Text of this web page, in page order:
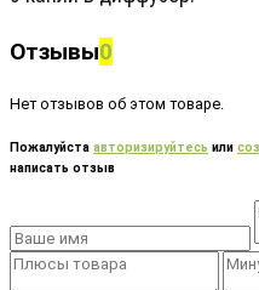
Отзывы0
Нет отзывов об этом товаре.
Пожалуйста авторизируйтесь или
написать отзыв